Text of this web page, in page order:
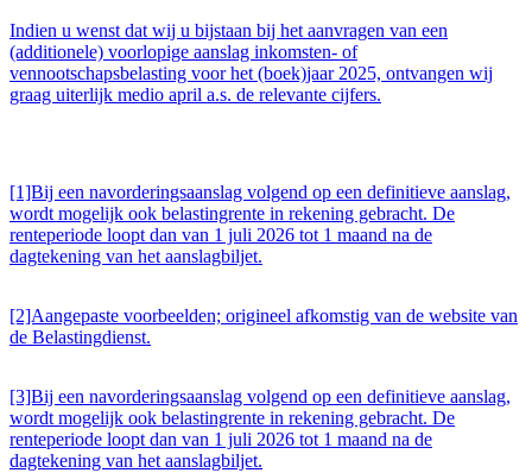
Indien u wenst dat wij u bijstaan bij het aanvragen van een
(additionele) voorlopige aanslag inkomsten- of
vennootschapsbelasting voor het (boek)jaar 2025, ontvangen wij
graag uiterlijk medio april a.s. de relevante cijfers.
[1]Bij een navorderingsaanslag volgend op een definitieve aanslag,
wordt mogelijk ook belastingrente in rekening gebracht. De
renteperiode loopt dan van 1 juli 2026 tot 1 maand na de
dagtekening van het aanslagbiljet.
[2]Aangepaste voorbeelden; origineel afkomstig van de website van
de Belastingdienst.
[3]Bij een navorderingsaanslag volgend op een definitieve aanslag,
wordt mogelijk ook belastingrente in rekening gebracht. De
renteperiode loopt dan van 1 juli 2026 tot 1 maand na de
dagtekening van het aanslagbiljet.